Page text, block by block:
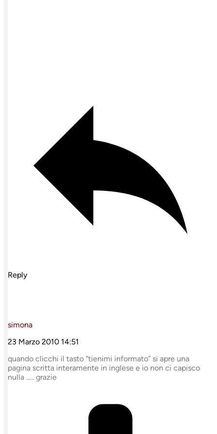
Reply
simona
23 Marzo 2010 14:51
quando clicchi il tasto “tienimi informato” si apre una
pagina scritta interamente in inglese e io non ci capisco
nulla ….. grazie